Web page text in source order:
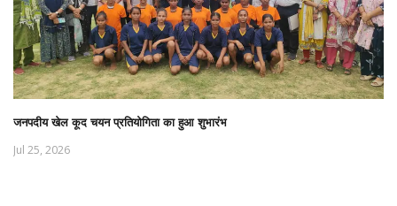
जनपदीय खेल कूद चयन प्रतियोगिता का हुआ शुभारंभ
Jul 25, 2026